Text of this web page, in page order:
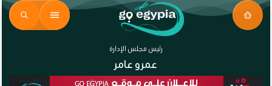
رئيس مجلس الإدارة
عمرو عامر